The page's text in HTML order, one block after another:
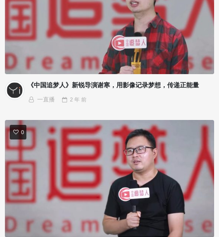
《中国追梦人》新锐导演谢寒，用影像记录梦想，传递正能量
一直播 2 年 前
0